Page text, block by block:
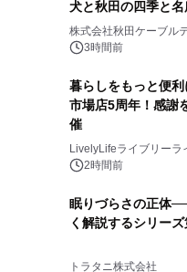
犬と秋田の四季と
で販売開始
株式会社秋田ケーブル
3時間前
暮らしをもっと便
市場店5周年！感謝
催
LivelyLifeライブリーラ
2時間前
眠りづらさの正体
く解説するシリーズ
トラタニ株式会社